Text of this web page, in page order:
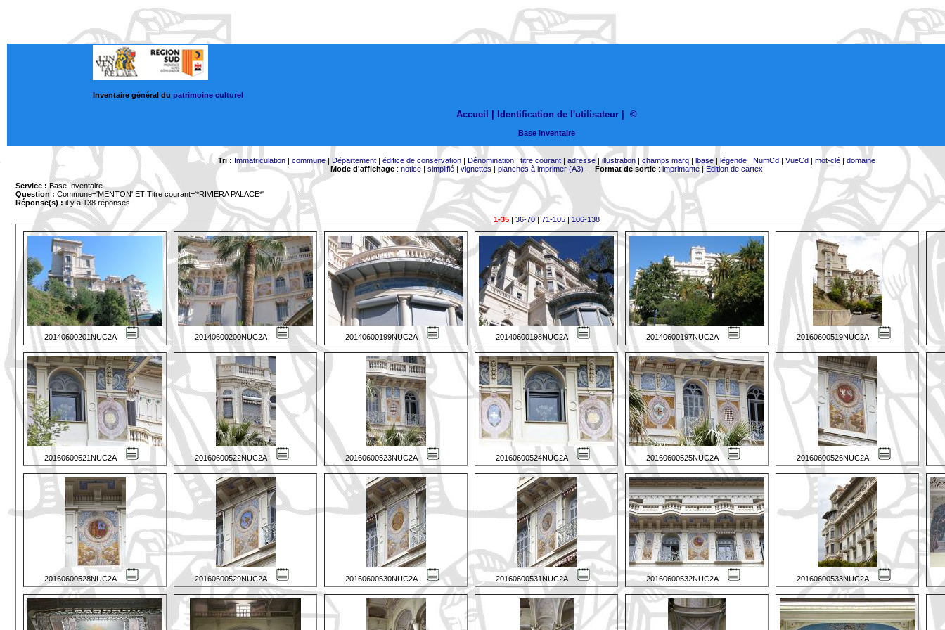
Inventaire général du patrimoine culturel
Accueil | Identification de l'utilisateur ©
Base Inventaire
Tri : Immatriculation| commune| Département| édifice de conservation| Dénomination| titre courant| adresse|illustration| champs marq| lbase| légende| NumCd| VueCd| mot-clé| domaine
Mode d'affichage: notice| simplifié| vignettes | planches à imprimer (A3) - Format de sortie:imprimante| Edition de cartex
Service : Base Inventaire
Question : Commune='MENTON' ET Titre courant='*RIVIERA PALACE*'
Réponse(s) :il y a 138 réponses
1-35| 36-70| 71-105|106-138
20140600201NUC2A 20140600200NUC2A 20140600199NUC2A 20140600198NUC2A 20140600197NUC2A 20160600519NUC2A
20160600521NUC2A 20160600522NUC2A 20160600523NUC2A 20160600524NUC2A 20160600525NUC2A 20160600526NUC2A
20160600528NUC2A 20160600529NUC2A 20160600530NUC2A 20160600531NUC2A 20160600532NUC2A 20160600533NUC2A